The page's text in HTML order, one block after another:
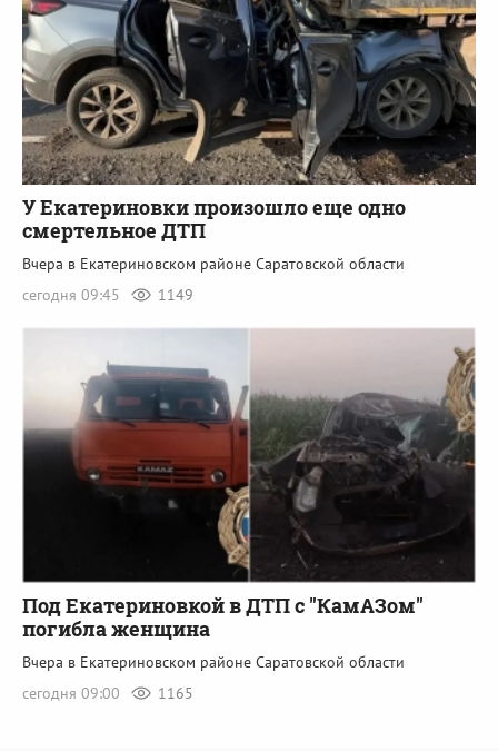
У Екатериновки произошло еще одно
смертельное ДТП
Вчера в Екатериновском районе Саратовской области
сегодня 09:45
1149
Под Екатериновкой в ДТП с "КамАЗом"
погибла женщина
Вчера в Екатериновском районе Саратовской области
сегодня 09:00
1165